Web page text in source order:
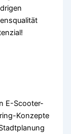
E-Scooter-
Konzepte